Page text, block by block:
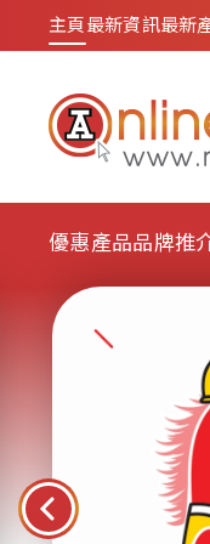
主頁最新資訊最新
優惠產品品牌推